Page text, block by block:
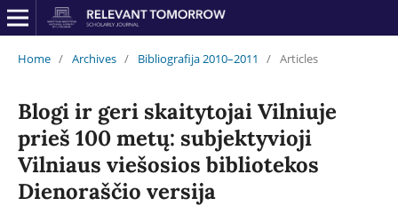
Home / Archives / Bibliografija 2010–2011 / Articles
Blogi ir geri skaitytojai Vilniuje
prieš 100 metų: subjektyvioji
Vilniaus viešosios bibliotekos
Dienoraščio versija